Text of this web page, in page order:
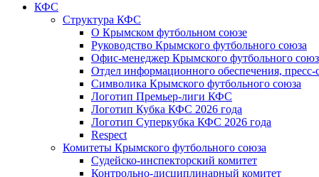
КФС
Структура КФС
О Крымском футбольном союзе
Руководство Крымского футбольного союза
Офис-менеджер Крымского футбольного
Отдел информационного обеспечения, пресс-
Символика Крымского футбольного союза
Логотип Премьер-лиги КФС
Логотип Кубка КФС 2026 года
Логотип Суперкубка КФС 2026 года
Respect
Комитеты Крымского футбольного союза
Судейско-инспекторский комитет
Контрольно-дисциплинарный комитет